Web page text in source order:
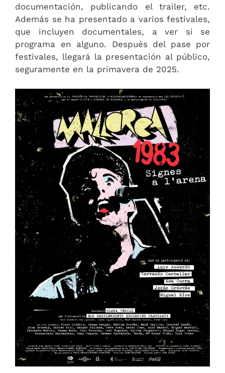
documentación, publicando el trailer, etc.
Además se ha presentado a varios festivales,
que incluyen documentales, a ver si se
programa en alguno. Después del pase por
festivales, llegará la presentación al público,
seguramente en la primavera de 2025.